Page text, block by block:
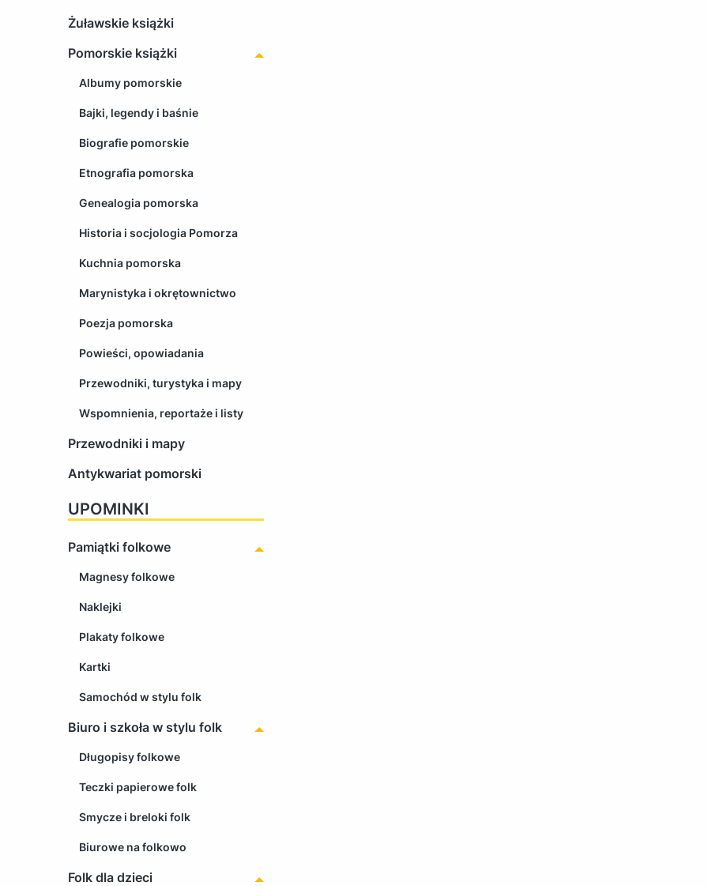
Żuławskie książki
Pomorskie książki
Albumy pomorskie
Bajki, legendy i baśnie
Biografie pomorskie
Etnografia pomorska
Genealogia pomorska
Historia i socjologia Pomorza
Kuchnia pomorska
Marynistyka i okrętownictwo
Poezja pomorska
Powieści, opowiadania
Przewodniki, turystyka i mapy
Wspomnienia, reportaże i listy
Przewodniki i mapy
Antykwariat pomorski
UPOMINKI
Pamiątki folkowe
Magnesy folkowe
Naklejki
Plakaty folkowe
Kartki
Samochód w stylu folk
Biuro i szkoła w stylu folk
Długopisy folkowe
Teczki papierowe folk
Smycze i breloki folk
Biurowe na folkowo
Folk dla dzieci